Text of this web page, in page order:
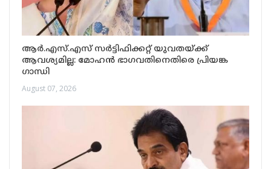
ആർ.എസ്.എസ് സർട്ടിഫിക്കറ്റ് യുവതയ്ക്ക്
ആവശ്യമില്ല: മോഹൻ ഭാഗവതിനെതിരെ പ്രിയങ്ക
ഗാന്ധി
August 07, 2026